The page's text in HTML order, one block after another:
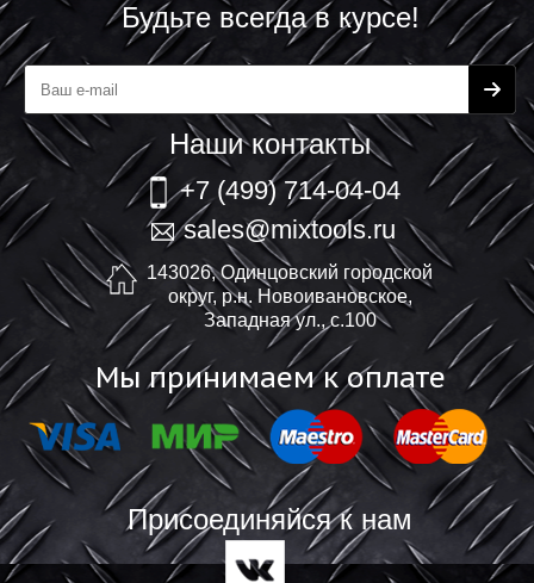
Будьте всегда в курсе!
Наши контакты
+7 (499) 714-04-04
sales@mixtools.ru
143026, Одинцовский городской
округ, р.н. Новоивановское,
Западная ул., с.100
Мы принимаем к оплате
Присоединяйся к нам